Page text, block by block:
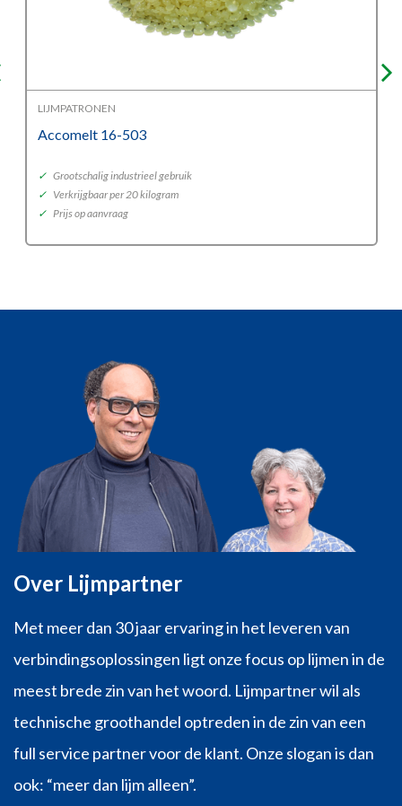
LIJMPATRONEN
Accomelt 16-503
✓ Grootschalig industrieel gebruik
✓ Verkrijgbaar per 20 kilogram
✓ Prijs op aanvraag
Over Lijmpartner
Met meer dan 30 jaar ervaring in het leveren van
verbindingsoplossingen ligt onze focus op lijmen in de
meest brede zin van het woord. Lijmpartner wil als
technische groothandel optreden in de zin van een
full service partner voor de klant. Onze slogan is dan
ook: “meer dan lijm alleen”.